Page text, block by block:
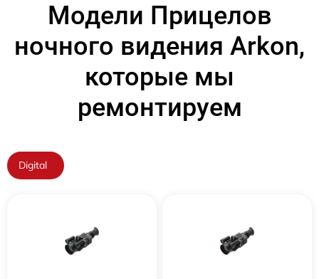
Модели Прицелов
ночного видения Arkon,
которые мы
ремонтируем
Digital